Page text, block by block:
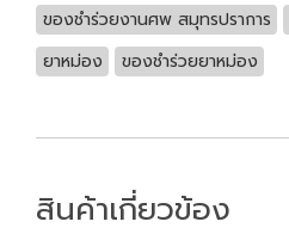
ของชำร่วยงานศพ สมุทรปราการ
ยาหม่อง
ของชำร่วยยาหม่อง
สินค้าเกี่ยวข้อง